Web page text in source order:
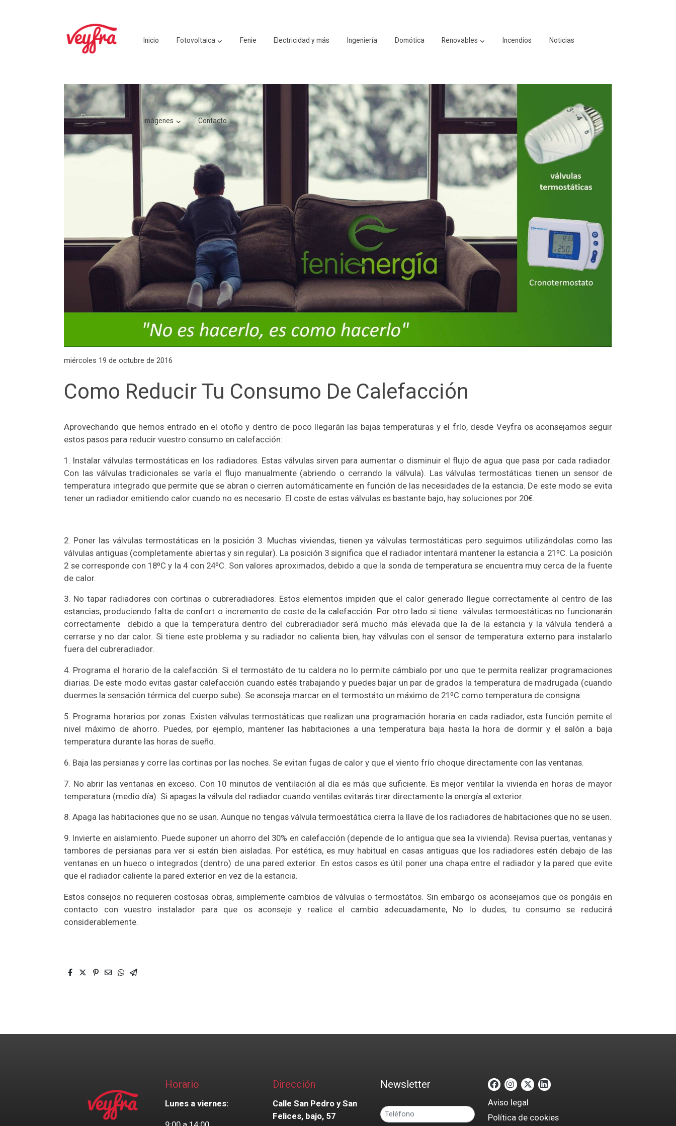
Inicio Fotovoltaica Fenie Electricidad y más Ingeniería Domótica Renovables Incendios Noticias
Imágenes Contacto
miércoles 19 de octubre de 2016
Como Reducir Tu Consumo De Calefacción
Aprovechando que hemos entrado en el otoño y dentro de poco llegarán las bajas temperaturas y el frío, desde Veyfra os aconsejamos seguir
estos pasos para reducir vuestro consumo en calefacción:
1. Instalar válvulas termostáticas en los radiadores. Estas válvulas sirven para aumentar o disminuir el flujo de agua que pasa por cada radiador.
Con las válvulas tradicionales se varía el flujo manualmente (abriendo o cerrando la válvula). Las válvulas termostáticas tienen un sensor de
temperatura integrado que permite que se abran o cierren automáticamente en función de las necesidades de la estancia. De este modo se evita
tener un radiador emitiendo calor cuando no es necesario. El coste de estas válvulas es bastante bajo, hay soluciones por 20€.
2. Poner las válvulas termostáticas en la posición 3. Muchas viviendas, tienen ya válvulas termostáticas pero seguimos utilizándolas como las
válvulas antiguas (completamente abiertas y sin regular). La posición 3 significa que el radiador intentará mantener la estancia a 21ºC. La posición
2 se corresponde con 18ºC y la 4 con 24ºC. Son valores aproximados, debido a que la sonda de temperatura se encuentra muy cerca de la fuente
de calor.
3. No tapar radiadores con cortinas o cubreradiadores. Estos elementos impiden que el calor generado llegue correctamente al centro de las
estancias, produciendo falta de confort o incremento de coste de la calefacción. Por otro lado si tiene válvulas termoestáticas no funcionarán
correctamente debido a que la temperatura dentro del cubreradiador será mucho más elevada que la de la estancia y la válvula tenderá a
cerrarse y no dar calor. Si tiene este problema y su radiador no calienta bien, hay válvulas con el sensor de temperatura externo para instalarlo
fuera del cubreradiador.
4. Programa el horario de la calefacción. Si el termostáto de tu caldera no lo permite cámbialo por uno que te permita realizar programaciones
diarias. De este modo evitas gastar calefacción cuando estés trabajando y puedes bajar un par de grados la temperatura de madrugada (cuando
duermes la sensación térmica del cuerpo sube). Se aconseja marcar en el termostáto un máximo de 21ºC como temperatura de consigna.
5. Programa horarios por zonas. Existen válvulas termostáticas que realizan una programación horaria en cada radiador, esta función pemite el
nivel máximo de ahorro. Puedes, por ejemplo, mantener las habitaciones a una temperatura baja hasta la hora de dormir y el salón a baja
temperatura durante las horas de sueño.
6. Baja las persianas y corre las cortinas por las noches. Se evitan fugas de calor y que el viento frío choque directamente con las ventanas.
7. No abrir las ventanas en exceso. Con 10 minutos de ventilación al día es más que suficiente. Es mejor ventilar la vivienda en horas de mayor
temperatura (medio día). Si apagas la válvula del radiador cuando ventilas evitarás tirar directamente la energía al exterior.
8. Apaga las habitaciones que no se usan. Aunque no tengas válvula termoestática cierra la llave de los radiadores de habitaciones que no se usen.
9. Invierte en aislamiento. Puede suponer un ahorro del 30% en calefacción (depende de lo antigua que sea la vivienda). Revisa puertas, ventanas y
tambores de persianas para ver si están bien aisladas. Por estética, es muy habitual en casas antiguas que los radiadores estén debajo de las
ventanas en un hueco o integrados (dentro) de una pared exterior. En estos casos es útil poner una chapa entre el radiador y la pared que evite
que el radiador caliente la pared exterior en vez de la estancia.
Estos consejos no requieren costosas obras, simplemente cambios de válvulas o termostátos. Sin embargo os aconsejamos que os pongáis en
contacto con vuestro instalador para que os aconseje y realice el cambio adecuadamente, No lo dudes, tu consumo se reducirá
considerablemente.
Horario
Lunes a viernes:
Dirección
Calle San Pedro y San
Felices, bajo, 57
Newsletter
Aviso legal
Política de cookies